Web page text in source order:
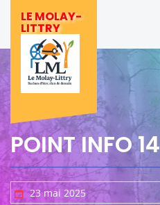
content
LE MOLAY-
LITTRY
POINT INFO 14
23 mai 2025